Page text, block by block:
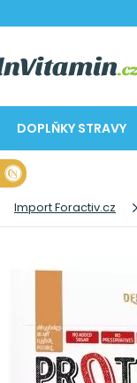
DOPLŇKY STRAVY
Import Foractiv.cz